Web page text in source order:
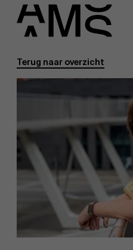
Programma's
Part-time programma's
Programma's op maat
Faculty
Terug naar overzicht